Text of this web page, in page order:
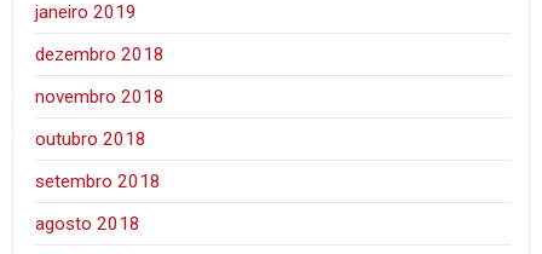
janeiro 2019
dezembro 2018
novembro 2018
outubro 2018
setembro 2018
agosto 2018